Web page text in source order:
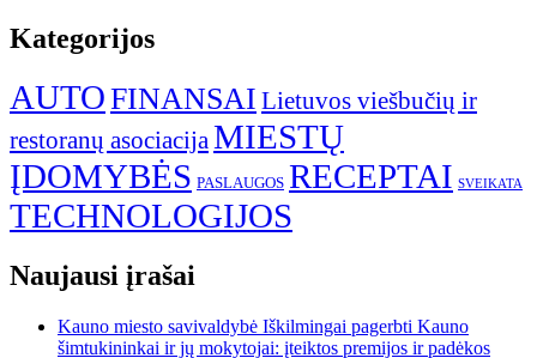
Kategorijos
AUTOFINANSAI Lietuvos viešbučių ir
restoranų asociacijaMIESTŲ
ĮDOMYBĖS PASLAUGOS RECEPTAI SVEIKATA
TECHNOLOGIJOS
Naujausi įrašai
Kauno miesto savivaldybė Iškilmingai pagerbti Kauno
šimtukininkai ir jų mokytojai: įteiktos premijos ir padėkos